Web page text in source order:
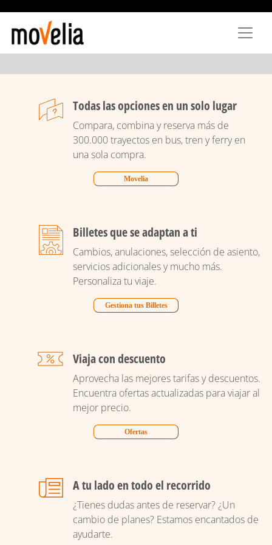
principal
Todas las opciones en un solo lugar
Compara, combina y reserva más de
300.000 trayectos en bus, tren y ferry en
una sola compra.
Movelia
Billetes que se adaptan a ti
Cambios, anulaciones, selección de asiento,
servicios adicionales y mucho más.
Personaliza tu viaje.
Gestiona tus Billetes
Viaja con descuento
Aprovecha las mejores tarifas y descuentos.
Encuentra ofertas actualizadas para viajar al
mejor precio.
Ofertas
A tu lado en todo el recorrido
¿Tienes dudas antes de reservar? ¿Un
cambio de planes? Estamos encantados de
ayudarte.